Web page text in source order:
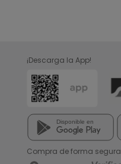
¡Descarga la App!
Compra de forma segura